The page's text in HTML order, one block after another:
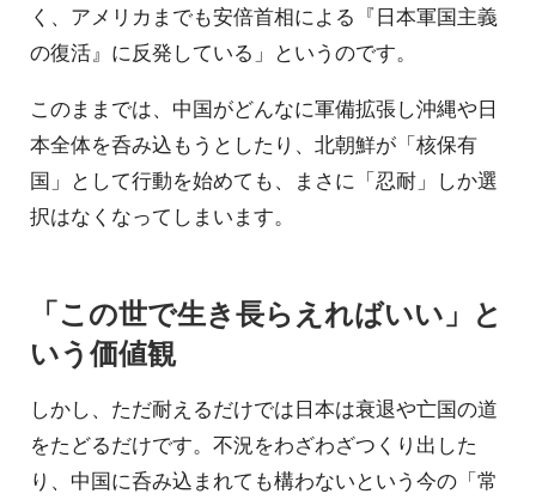
く、アメリカまでも安倍首相による『日本軍国主義
の復活』に反発している」というのです。
このままでは、中国がどんなに軍備拡張し沖縄や日
本全体を呑み込もうとしたり、北朝鮮が「核保有
国」として行動を始めても、まさに「忍耐」しか選
択はなくなってしまいます。
「この世で生き長らえればいい」と
いう価値観
しかし、ただ耐えるだけでは日本は衰退や亡国の道
をたどるだけです。不況をわざわざつくり出した
り、中国に呑み込まれても構わないという今の「常